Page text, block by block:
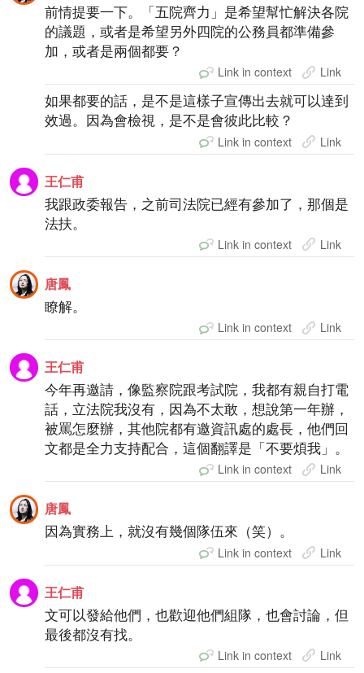
前情提要一下。「五院齊力」是希望幫忙解決各院
的議題，或者是希望另外四院的公務員都準備參
加，或者是兩個都要？
Link in context Link
如果都要的話，是不是這樣子宣傳出去就可以達到
效過。因為會檢視，是不是會彼此比較？
Link in context Link
王仁甫
我跟政委報告，之前司法院已經有參加了，那個是
法扶。
Link in context Link
唐鳳
瞭解。
Link in context Link
王仁甫
今年再邀請，像監察院跟考試院，我都有親自打電
話，立法院我沒有，因為不太敢，想說第一年辦，
被罵怎麼辦，其他院都有邀資訊處的處長，他們回
文都是全力支持配合，這個翻譯是「不要煩我」。
Link in context Link
唐鳳
因為實務上，就沒有幾個隊伍來（笑）。
Link in context Link
王仁甫
文可以發給他們，也歡迎他們組隊，也會討論，但
最後都沒有找。
Link in context Link